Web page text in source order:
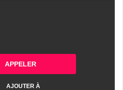
APPELER
AJOUTER À